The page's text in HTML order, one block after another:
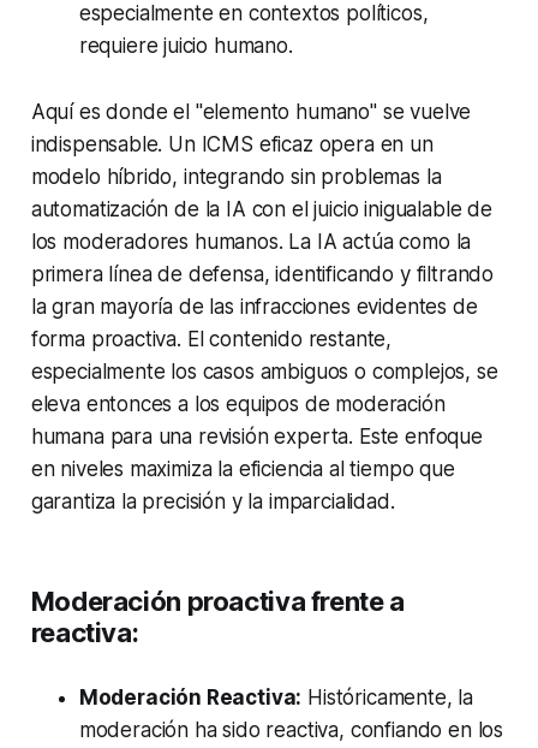
especialmente en contextos políticos,
requiere juicio humano.
Aquí es donde el "elemento humano" se vuelve
indispensable. Un ICMS eficaz opera en un
modelo híbrido, integrando sin problemas la
automatización de la IA con el juicio inigualable de
los moderadores humanos. La IA actúa como la
primera línea de defensa, identificando y filtrando
la gran mayoría de las infracciones evidentes de
forma proactiva. El contenido restante,
especialmente los casos ambiguos o complejos, se
eleva entonces a los equipos de moderación
humana para una revisión experta. Este enfoque
en niveles maximiza la eficiencia al tiempo que
garantiza la precisión y la imparcialidad.
Moderación proactiva frente a
reactiva:
Moderación Reactiva: Históricamente, la
moderación ha sido reactiva, confiando en los